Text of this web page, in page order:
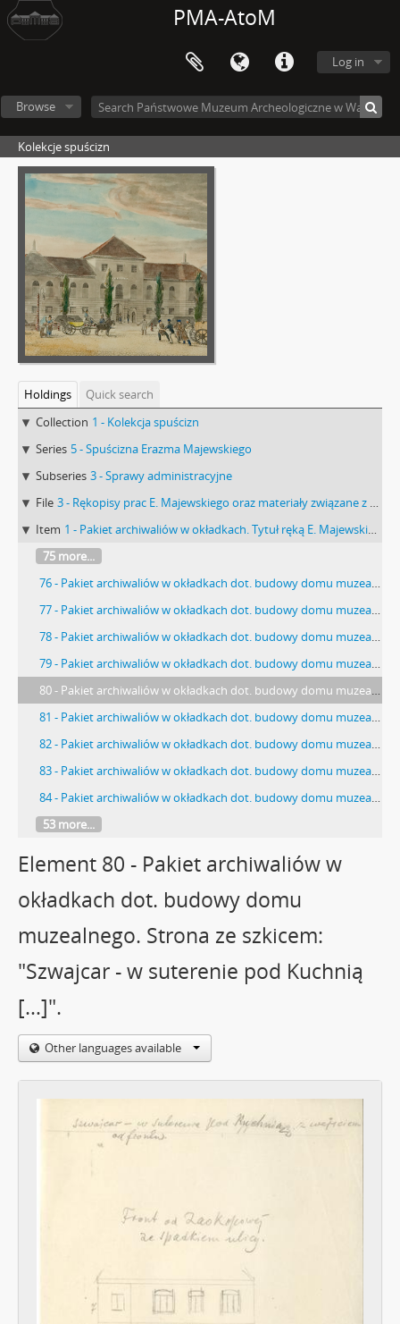
PMA-AtoM
Log in
Browse
Kolekcje spuścizn
Holdings
Quick search
Collection 1 - Kolekcja spuścizn
Series 5 - Spuścizna Erazma Majewskiego
Subseries 3 - Sprawy administracyjne
File 3 - Rękopisy prac E. Majewskiego oraz materiały związane z MEM Muzeum Miejskim w Warszawie i MPimEMTNW
Item 1 - Pakiet archiwaliów w okładkach. Tytuł ręką E. Majewskiego: ”Akta budowy domu muzealnego”. Zawiera notatki i szkice E. Majewskiego rysunki na kalce projekt i rysunek kolorowany Zenona Chrzanowskiego „Lice Muzeum Przedhistorycznego od ul. Zaokopowej” w skali 1:200 z 14 marca 1913 r. projekt Czesława Domaniewskiego z 1914 r.
75 more...
76 - Pakiet archiwaliów w okładkach dot. budowy domu muzealnego. Strona z dnia z 14.08.1913 r. ze szkicem: "Szkic p. Zenona Ch. […]".
77 - Pakiet archiwaliów w okładkach dot. budowy domu muzealnego. Strona z nieokreślonym rysunkiem wykonanym ołówkiem.
78 - Pakiet archiwaliów w okładkach dot. budowy domu muzealnego. Strona ze szkicem: "Isze piętro […]".
79 - Pakiet archiwaliów w okładkach dot. budowy domu muzealnego. Strona ze szkicem i nieczytelnym tekstem wykonynm czerwoną kredką.
80 - Pakiet archiwaliów w okładkach dot. budowy domu muzealnego. Strona ze szkicem: "Szwajcar - w suterenie pod Kuchnią […]".
81 - Pakiet archiwaliów w okładkach dot. budowy domu muzealnego. Strona ze szkicem: "Plan mój N2 nie dobry […]".
82 - Pakiet archiwaliów w okładkach dot. budowy domu muzealnego. Strona ze szkicem: "Mój N4. (kąt dobry) […]".
83 - Pakiet archiwaliów w okładkach dot. budowy domu muzealnego. Strona ze szkicem: "A N 4 Próby innego rozwiązania […]".
84 - Pakiet archiwaliów w okładkach dot. budowy domu muzealnego. Strona z nieokreślonym szkicem wykonanym ołówkiem.
53 more...
Element 80 - Pakiet archiwaliów w
okładkach dot. budowy domu
muzealnego. Strona ze szkicem:
"Szwajcar - w suterenie pod Kuchnią
[…]".
Other languages available